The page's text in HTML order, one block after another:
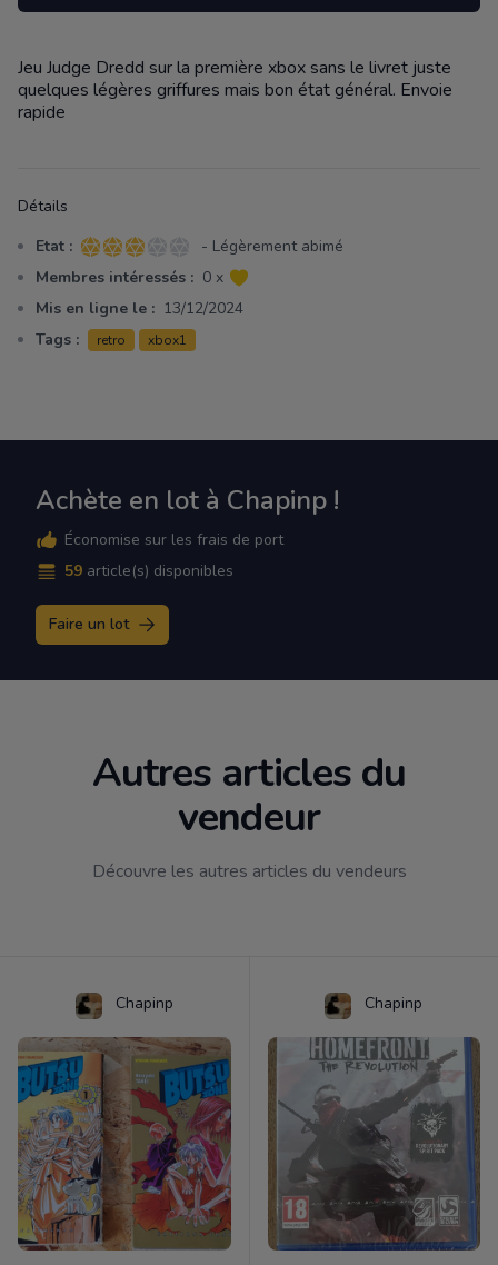
Description
Jeu Judge Dredd sur la première xbox sans le livret juste
quelques légères griffures mais bon état général. Envoie
rapide
Détails
Etat : 3 sur 5 étoiles
- Légèrement abimé
Membres intéressés : 0 x
Mis en ligne le : 13/12/2024
Tags :
retro xbox1
Achète en lot à Chapinp !
Économise sur les frais de port
59 article(s) disponibles
Faire un lot
Autres articles du
vendeur
Découvre les autres articles du vendeurs
Chapinp Chapinp